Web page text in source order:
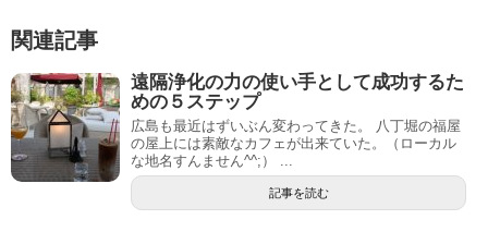
関連記事
遠隔浄化の力の使い手として成功するた
めの５ステップ
広島も最近はずいぶん変わってきた。 八丁堀の福屋
の屋上には素敵なカフェが出来ていた。（ローカル
な地名すんません^^;） ...
記事を読む